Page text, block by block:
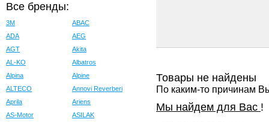
Все бренды:
3M
ABAC
ADA
AEG
AGT
Akita
AL-KO
Albatros
Alpina
Alpine
ALTECO
Annovi Reverberi
Aprila
Ariens
AS-Motor
ASILAK
Товары не найдены
По каким-то причинам
Мы найдем для Вас !